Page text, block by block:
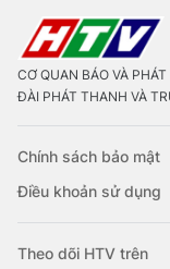
CƠ QUAN BÁO VÀ
ĐÀI PHÁT THANH VÀ
Chính sách bảo mật
Điều khoản sử dụng
Theo dõi HTV trên